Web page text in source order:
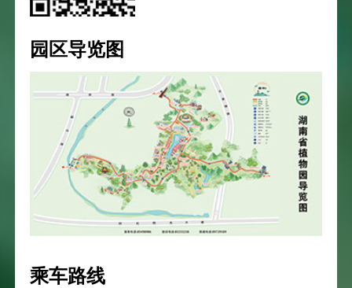
园区导览图
乘车路线